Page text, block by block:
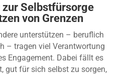
zur Selbstfürsorge
von Grenzen
unterstützen – beruflich
– tragen viel Verantwortung
Engagement. Dabei fällt es
gut für sich selbst zu sorgen,